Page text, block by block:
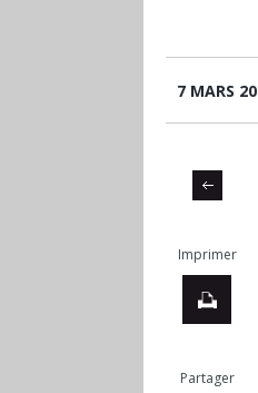
7 MARS
Imprimer
Partager